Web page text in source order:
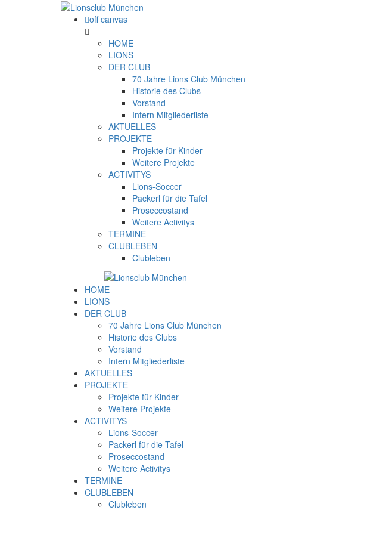
off canvas
HOME
LIONS
DER CLUB
70 Jahre Lions Club München
Historie des Clubs
Vorstand
Intern Mitgliederliste
AKTUELLES
PROJEKTE
Projekte für Kinder
Weitere Projekte
ACTIVITYS
Lions-Soccer
Packerl für die Tafel
Proseccostand
Weitere Activitys
TERMINE
CLUBLEBEN
Clubleben
HOME
LIONS
DER CLUB
70 Jahre Lions Club München
Historie des Clubs
Vorstand
Intern Mitgliederliste
AKTUELLES
PROJEKTE
Projekte für Kinder
Weitere Projekte
ACTIVITYS
Lions-Soccer
Packerl für die Tafel
Proseccostand
Weitere Activitys
TERMINE
CLUBLEBEN
Clubleben